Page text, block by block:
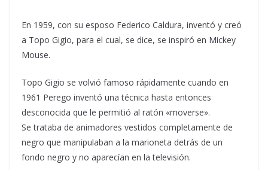
En 1959, con su esposo Federico Caldura, inventó y creó
a Topo Gigio, para el cual, se dice, se inspiró en Mickey
Mouse.
Topo Gigio se volvió famoso rápidamente cuando en
1961 Perego inventó una técnica hasta entonces
desconocida que le permitió al ratón «moverse».
Se trataba de animadores vestidos completamente de
negro que manipulaban a la marioneta detrás de un
fondo negro y no aparecían en la televisión.